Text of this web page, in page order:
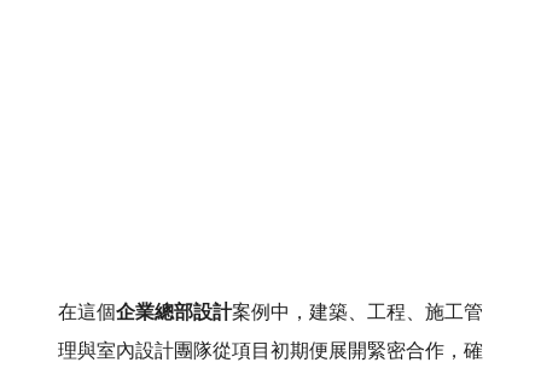
在這個企業總部設計案例中，建築、工程、施工管
理與室內設計團隊從項目初期便展開緊密合作，確